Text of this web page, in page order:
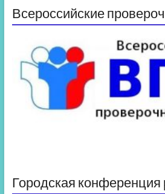
Всероссийские
Городская